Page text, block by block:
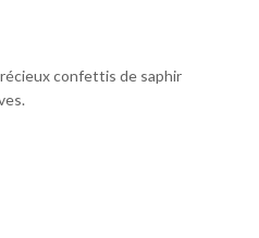
confettis de saphir